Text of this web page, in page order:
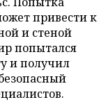
привести к
и стеной
попытался
и получил